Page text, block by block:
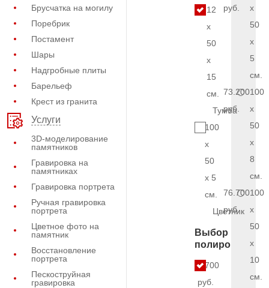
Брусчатка на могилу
Поребрик
Постамент
Шары
Надгробные плиты
Барельеф
Крест из гранита
Услуги
3D-моделирование
памятников
Гравировка на
памятниках
Гравировка портрета
Ручная гравировка
портрета
Цветное фото на
памятник
Восстановление
портрета
Пескоструйная
гравировка
12
x
50
x
15
см.
Тумба
100
x
50
x 5
см.
Цветник
Выбор
полировки
6.700
руб.
руб.
x
50
x
5
см.
73.200
руб.
100
x
50
x
8
см.
76.700
руб.
100
x
50
x
10
см.